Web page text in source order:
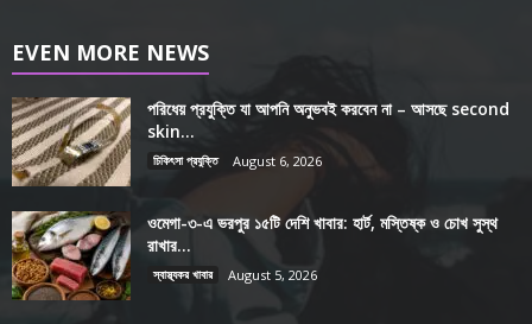
EVEN MORE NEWS
পরিধেয় প্রযুক্তি যা আপনি অনুভবই করবেন না – আসছে second
skin...
চিকিৎসা প্রযুক্তি August 6, 2026
ওমেগা-৩-এ ভরপুর ১৫টি দেশি খাবার: হার্ট, মস্তিষ্ক ও চোখ সুস্থ
রাখার...
স্বাস্থ্যকর খাবার August 5, 2026